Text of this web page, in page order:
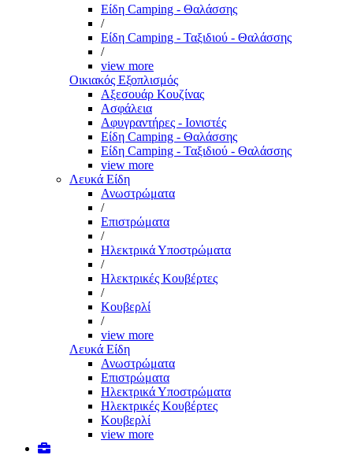
Είδη Camping - Θαλάσσης
/
Είδη Camping - Ταξιδιού - Θαλάσσης
/
view more
Οικιακός Εξοπλισμός
Αξεσουάρ Κουζίνας
Ασφάλεια
Αφυγραντήρες - Ιονιστές
Είδη Camping - Θαλάσσης
Είδη Camping - Ταξιδιού - Θαλάσσης
view more
Λευκά Είδη
Ανωστρώματα
/
Επιστρώματα
/
Ηλεκτρικά Υποστρώματα
/
Ηλεκτρικές Κουβέρτες
/
Κουβερλί
/
view more
Λευκά Είδη
Ανωστρώματα
Επιστρώματα
Ηλεκτρικά Υποστρώματα
Ηλεκτρικές Κουβέρτες
Κουβερλί
view more